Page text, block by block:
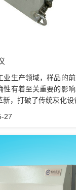
业生产领域，样品的
性有着至关重要的影
新，打破了传统灰化设
27